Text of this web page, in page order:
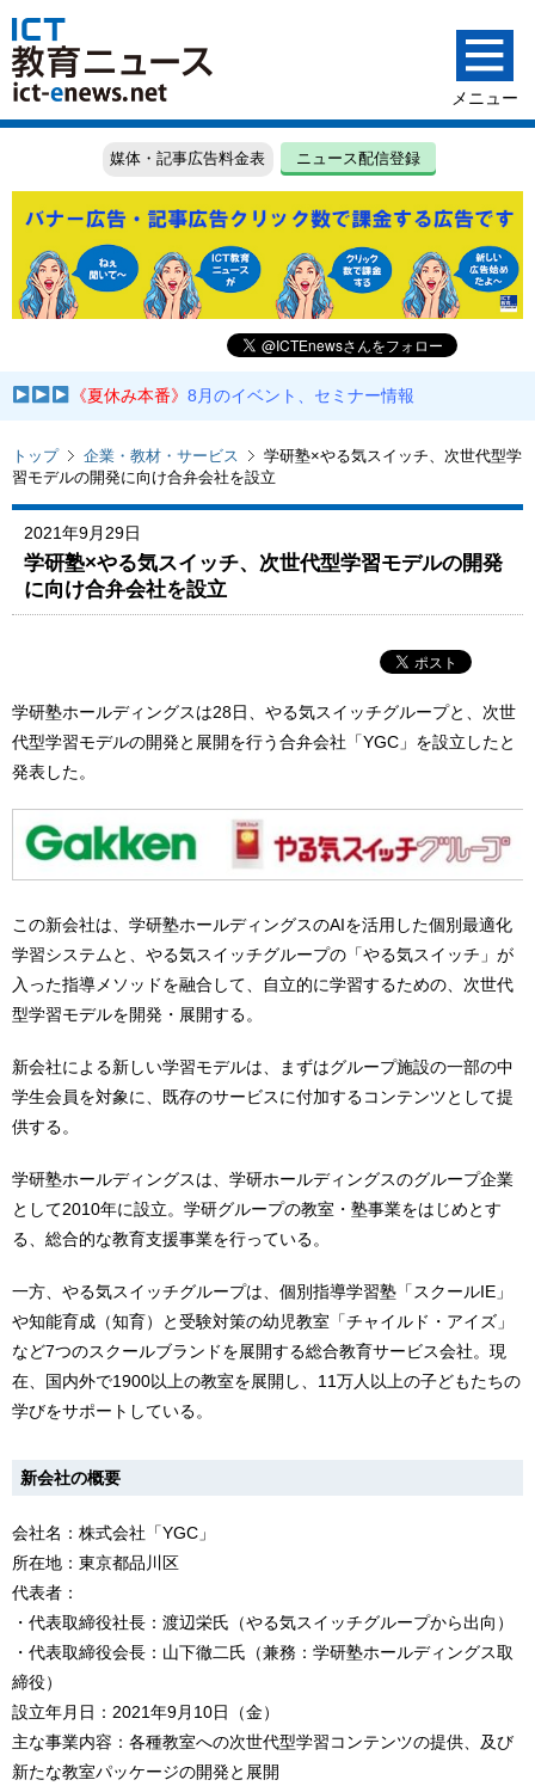
媒体・記事広告料金表 ニュース配信登録
《夏休み本番》8月のイベント、セミナー情報
トップ 企業・教材・サービス
学研塾×やる気スイッチ、次世代型学
習モデルの開発に向け合弁会社を設立
2021年9月29日
学研塾×やる気スイッチ、次世代型学習モデルの開発
に向け合弁会社を設立
学研塾ホールディングスは28日、やる気スイッチグループと、次世
代型学習モデルの開発と展開を行う合弁会社「YGC」を設立したと
発表した。
この新会社は、学研塾ホールディングスのAIを活用した個別最適化
学習システムと、やる気スイッチグループの「やる気スイッチ」が
入った指導メソッドを融合して、自立的に学習するための、次世代
型学習モデルを開発・展開する。
新会社による新しい学習モデルは、まずはグループ施設の一部の中
学生会員を対象に、既存のサービスに付加するコンテンツとして提
供する。
学研塾ホールディングスは、学研ホールディングスのグループ企業
として2010年に設立。学研グループの教室・塾事業をはじめとす
る、総合的な教育支援事業を行っている。
一方、やる気スイッチグループは、個別指導学習塾「スクールIE」
や知能育成（知育）と受験対策の幼児教室「チャイルド・アイズ」
など7つのスクールブランドを展開する総合教育サービス会社。現
在、国内外で1900以上の教室を展開し、11万人以上の子どもたちの
学びをサポートしている。
新会社の概要
会社名：株式会社「YGC」
所在地：東京都品川区
代表者：
・代表取締役社長：渡辺栄氏（やる気スイッチグループから出向）
・代表取締役会長：山下徹二氏（兼務：学研塾ホールディングス取
締役）
設立年月日：2021年9月10日（金）
主な事業内容：各種教室への次世代型学習コンテンツの提供、及び
新たな教室パッケージの開発と展開